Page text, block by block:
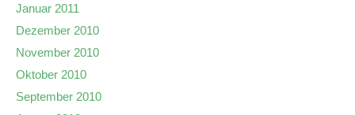
Januar 2011
Dezember 2010
November 2010
Oktober 2010
September 2010